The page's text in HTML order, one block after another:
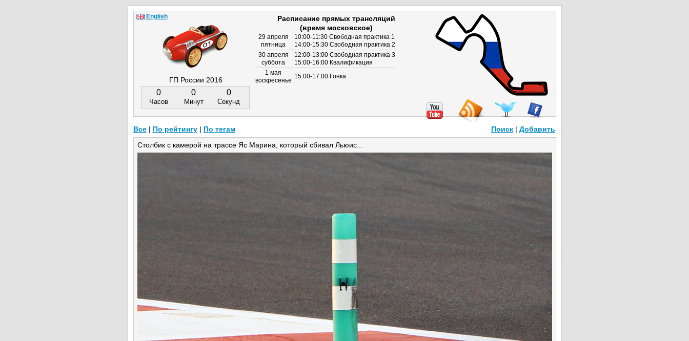
Столбик с камерой на трассе Яс Марина, который сбивал Льюис...
ГП России 2016
0
Часов
0
Минут
0
Секунд
Расписание прямых трансляций
(время московское)
29 апреля
пятница
10:00-11:30 Свободная практика 1
14:00-15:30 Свободная практика 2
30 апреля
суббота
12:00-13:00 Свободная практика 3
15:00-16:00 Квалификация
1 мая
воскресенье
15:00-17:00 Гонка
English
Все| По рейтингу| По тегам Добавить
Поиск|